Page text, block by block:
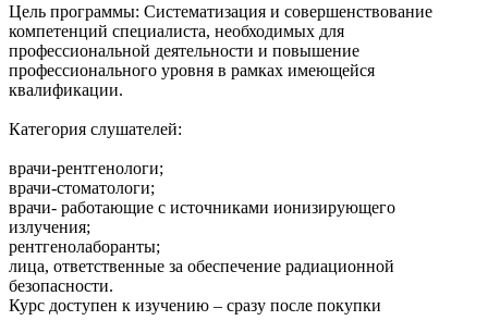
Цель программы: Систематизация и совершенствование
компетенций специалиста, необходимых для
профессиональной деятельности и повышение
профессионального уровня в рамках имеющейся
квалификации.
Категория слушателей:
врачи-рентгенологи;
врачи-стоматологи;
врачи- работающие с источниками ионизирующего
излучения;
рентгенолаборанты;
лица, ответственные за обеспечение радиационной
безопасности.
Курс доступен к изучению – сразу после покупки